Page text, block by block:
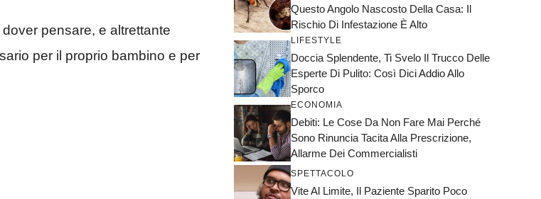
pensare, e altrettante
per il proprio bambino e per
Questo Angolo Nascosto Della Casa: Il
Rischio Di Infestazione È Alto
LIFESTYLE
Doccia Splendente, Ti Svelo Il Trucco Delle
Esperte Di Pulito: Così Dici Addio Allo
Sporco
ECONOMIA
Debiti: Le Cose Da Non Fare Mai Perché
Sono Rinuncia Tacita Alla Prescrizione,
Allarme Dei Commercialisti
SPETTACOLO
Vite Al Limite, Il Paziente Sparito Poco